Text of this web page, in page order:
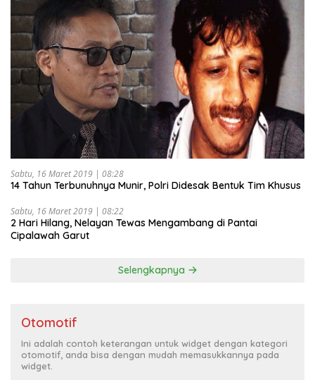
Sabtu, 16 Maret 2019 | 08:28
14 Tahun Terbunuhnya Munir, Polri Didesak Bentuk Tim Khusus
Sabtu, 16 Maret 2019 | 08:22
2 Hari Hilang, Nelayan Tewas Mengambang di Pantai
Cipalawah Garut
Selengkapnya
Otomotif
Ini adalah contoh keterangan untuk widget dengan kategori
otomotif, anda bisa dengan mudah memasukkannya pada
widget.